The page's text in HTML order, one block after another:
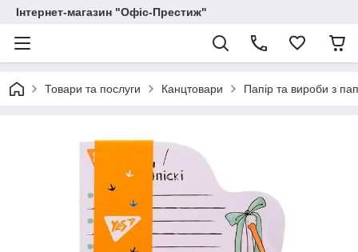
Інтернет-магазин "Офіс-Престиж"
Товари та послуги Канцтовари Папір та вироби з